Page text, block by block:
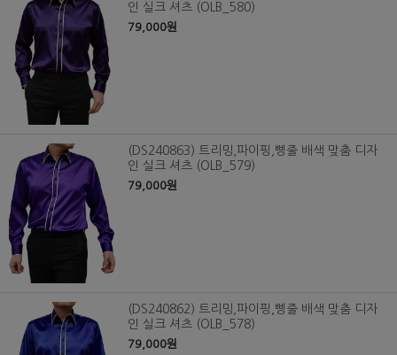
인 실크 셔츠 (OLB_580)
79,000원
(DS240863) 트리밍,파이핑,삥줄 배색 맞춤 디자
인 실크 셔츠 (OLB_579)
79,000원
(DS240862) 트리밍,파이핑,삥줄 배색 맞춤 디자
인 실크 셔츠 (OLB_578)
79,000원